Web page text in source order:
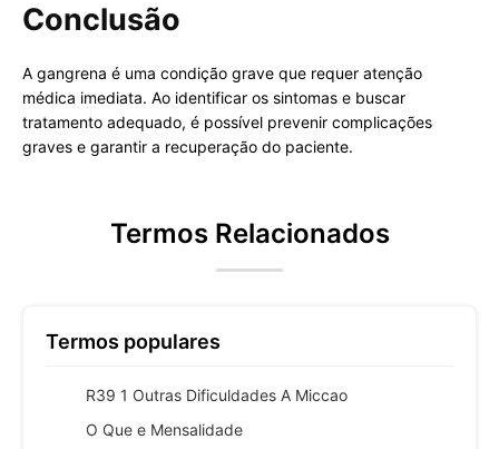
Conclusão
A gangrena é uma condição grave que requer atenção
médica imediata. Ao identificar os sintomas e buscar
tratamento adequado, é possível prevenir complicações
graves e garantir a recuperação do paciente.
Termos Relacionados
Termos populares
R39 1 Outras Dificuldades A Miccao
O Que e Mensalidade